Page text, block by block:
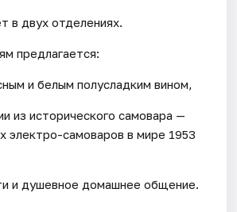
в двух отделениях.
предлагается:
и белым полусладким вином,
из исторического самовара —
электро-самоваров в мире 1953
и душевное домашнее общение.